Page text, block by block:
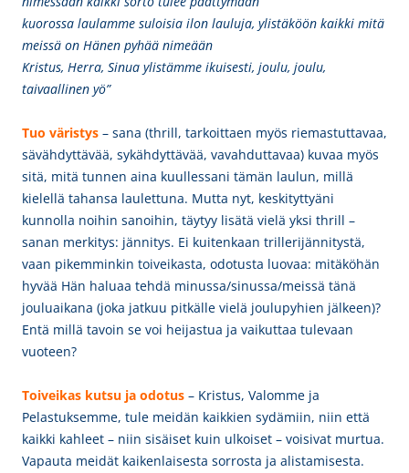
kuorossa laulamme suloisia ilon lauluja, ylistäköön kaikki mitä
meissä on Hänen pyhää nimeään
Kristus, Herra, Sinua ylistämme ikuisesti, joulu, joulu,
taivaallinen yö”
Tuo väristys – sana (thrill, tarkoittaen myös riemastuttavaa,
sävähdyttävää, sykähdyttävää, vavahduttavaa) kuvaa myös
sitä, mitä tunnen aina kuullessani tämän laulun, millä
kielellä tahansa laulettuna. Mutta nyt, keskityttyäni
kunnolla noihin sanoihin, täytyy lisätä vielä yksi thrill –
sanan merkitys: jännitys. Ei kuitenkaan trillerijännitystä,
vaan pikemminkin toiveikasta, odotusta luovaa: mitäköhän
hyvää Hän haluaa tehdä minussa/sinussa/meissä tänä
jouluaikana (joka jatkuu pitkälle vielä joulupyhien jälkeen)?
Entä millä tavoin se voi heijastua ja vaikuttaa tulevaan
vuoteen?
Toiveikas kutsu ja odotus – Kristus, Valomme ja
Pelastuksemme, tule meidän kaikkien sydämiin, niin että
kaikki kahleet – niin sisäiset kuin ulkoiset – voisivat murtua.
Vapauta meidät kaikenlaisesta sorrosta ja alistamisesta.